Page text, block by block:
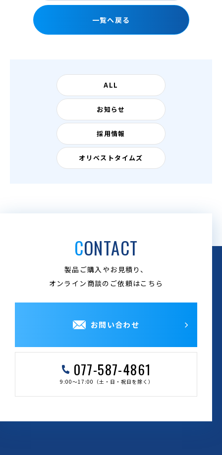
一覧へ戻る
ALL
お知らせ
採用情報
オリベストタイムズ
CONTACT
製品ご購入やお見積り、
オンライン商談のご依頼はこちら
お問い合わせ
077-587-4861
9:00～17:00（土・日・祝日を除く）